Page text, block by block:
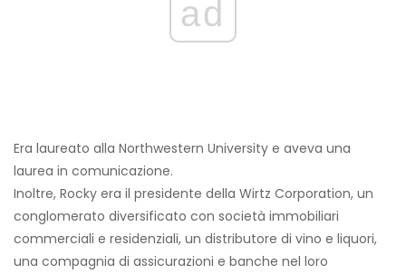
ad
Era laureato alla Northwestern University e aveva una
laurea in comunicazione.
Inoltre, Rocky era il presidente della Wirtz Corporation, un
conglomerato diversificato con società immobiliari
commerciali e residenziali, un distributore di vino e liquori,
una compagnia di assicurazioni e banche nel loro